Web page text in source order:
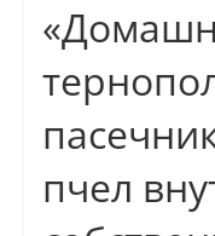
пчел